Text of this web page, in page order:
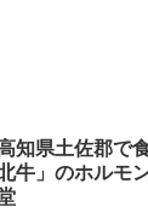
知県土佐郡で
牛」のホルモ